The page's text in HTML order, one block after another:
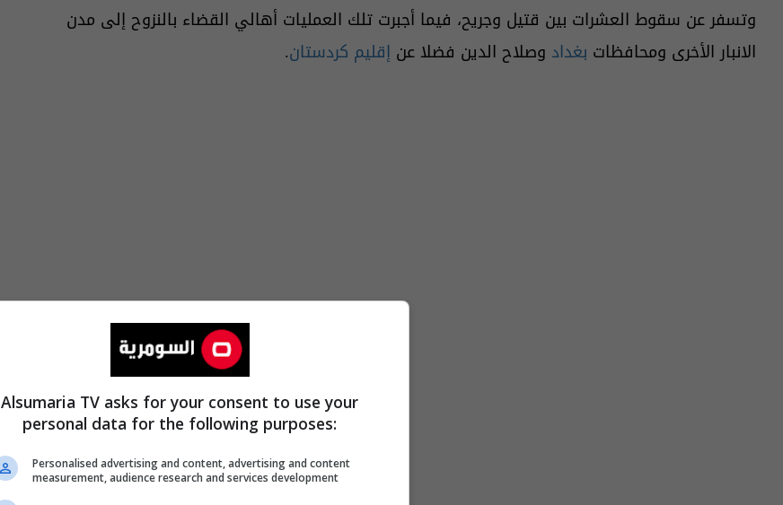
وتسفر عن سقوط العشرات بين قتيل وجريح، فيما أجبرت تلك العمليات أهالي القضاء بالنزوح إلى مدن
الانبار الأخرى ومحافظات بغداد وصلاح الدين فضلا عن إقليم كردستان.
Alsumaria TV asks for your consent to use your
personal data for the following purposes:
Personalised advertising and content, advertising and content
measurement, audience research and services development